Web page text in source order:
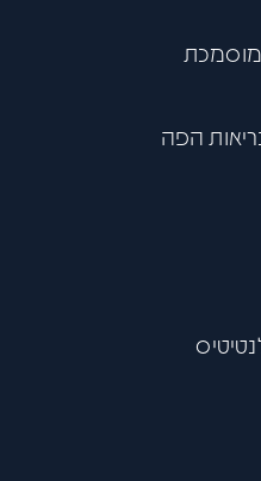
מוסמכת
הפה